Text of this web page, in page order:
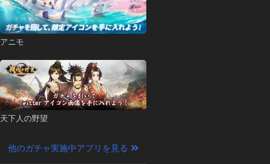
アニモ
天下人の野望
他のガチャ実施中アプリを見る